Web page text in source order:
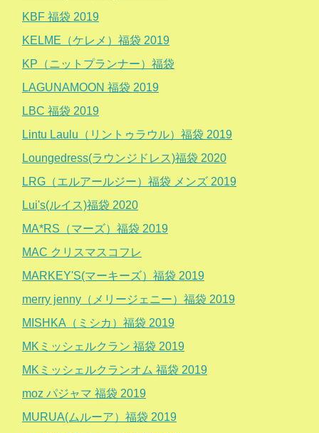
KBF 福袋 2019
KELME（ケレメ）福袋 2019
KP（ニットプランナー）福袋
LAGUNAMOON 福袋 2019
LBC 福袋 2019
Lintu Laulu（リントゥラウル）福袋 2019
Loungedress(ラウンジドレス)福袋 2020
LRG（エルアールジー）福袋 メンズ 2019
Lui's(ルイス)福袋 2020
MA*RS（マーズ）福袋 2019
MAC クリスマスコフレ
MARKEY'S(マーキーズ）福袋 2019
merry jenny（メリージェニー）福袋 2019
MISHKA（ミシカ）福袋 2019
MKミッシェルクラン 福袋 2019
MKミッシェルクランオム 福袋 2019
moz パジャマ 福袋 2019
MURUA(ムルーア）福袋 2019